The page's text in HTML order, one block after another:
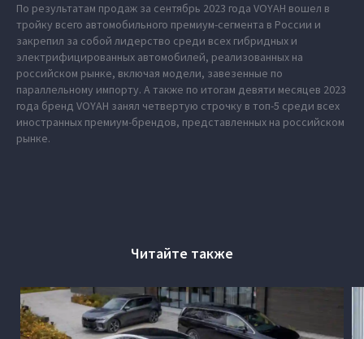
По результатам продаж за сентябрь 2023 года VOYAH вошел в
тройку всего автомобильного премиум-сегмента в России и
закрепил за собой лидерство среди всех гибридных и
электрифицированных автомобилей, реализованных на
российском рынке, включая модели, завезенные по
параллельному импорту. А также по итогам девяти месяцев 2023
года бренд VOYAH занял четвертую строчку в топ-5 среди всех
иностранных премиум-брендов, представленных на российском
рынке.
Читайте также